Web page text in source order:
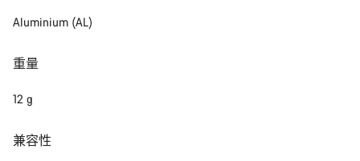
Aluminium (AL)
重量
12 g
兼容性